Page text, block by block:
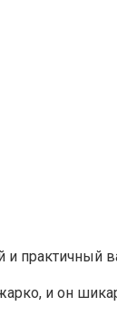
практичный
и он